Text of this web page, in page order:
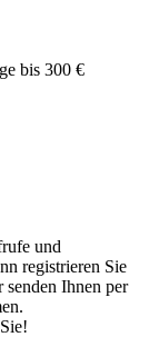
bis 300 €
und
registrieren Sie
Ihnen per